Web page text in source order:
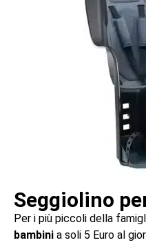
Seggiolino
Per i più piccoli della
bambini a soli 5 Euro al